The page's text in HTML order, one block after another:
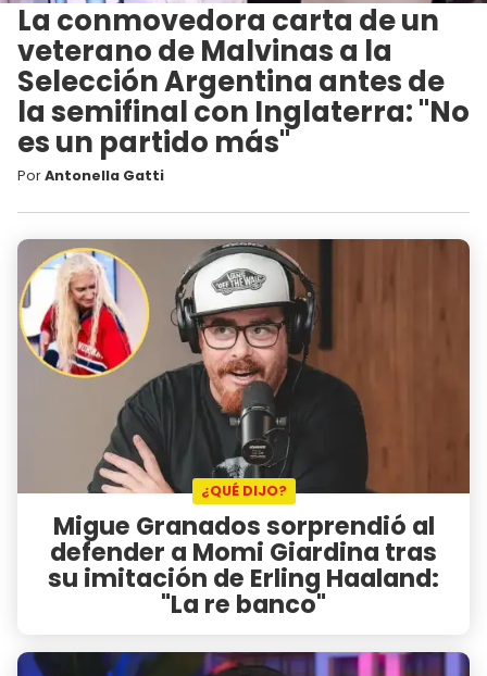
La conmovedora carta de un
veterano de Malvinas a la
Selección Argentina antes de
la semifinal con Inglaterra: "No
es un partido más"
PorAntonella Gatti
¿QUÉ DIJO?
Migue Granados sorprendió al
defender a Momi Giardina tras
su imitación de Erling Haaland:
"La re banco"